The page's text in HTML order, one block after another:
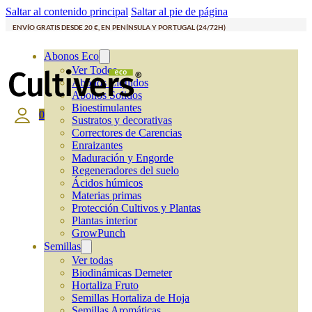
Saltar al contenido principal Saltar al pie de página
ENVÍO GRATIS DESDE 20 €, EN PENÍNSULA Y PORTUGAL (24/72H)
Abonos Eco
Ver Todos
Abonos Líquidos
Abonos Solidos
Bioestimulantes
Sustratos y decorativas
Correctores de Carencias
Enraizantes
Maduración y Engorde
Regeneradores del suelo
Ácidos húmicos
Materias primas
Protección Cultivos y Plantas
Plantas interior
GrowPunch
Semillas
Ver todas
Biodinámicas Demeter
Hortaliza Fruto
Semillas Hortaliza de Hoja
0